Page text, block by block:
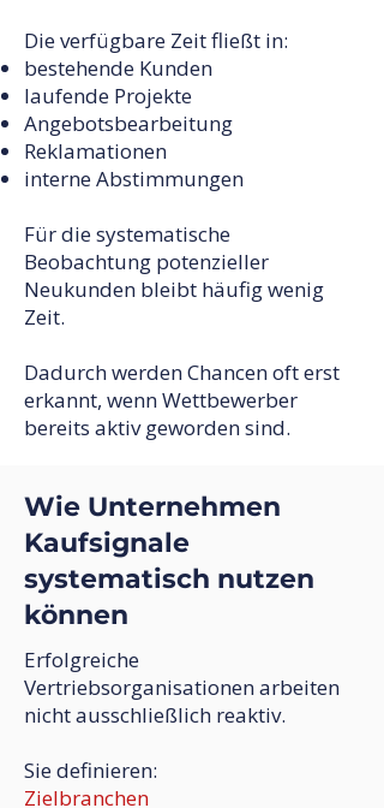
Die verfügbare Zeit fließt in:
bestehende Kunden
laufende Projekte
Angebotsbearbeitung
Reklamationen
interne Abstimmungen
Für die systematische
Beobachtung potenzieller
Neukunden bleibt häufig wenig
Zeit.
Dadurch werden Chancen oft erst
erkannt, wenn Wettbewerber
bereits aktiv geworden sind.
Wie Unternehmen
Kaufsignale
systematisch nutzen
können
Erfolgreiche
Vertriebsorganisationen arbeiten
nicht ausschließlich reaktiv.
Sie definieren:
Zielbranchen